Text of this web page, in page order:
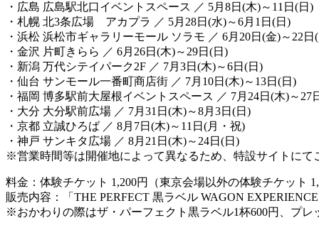
・広島 広島駅北口イベントスペース ／ 5月8日(木)～11日(日)
・札幌 北3条広場 アカプラ ／ 5月28日(水)～6月1日(日)
・浜松 浜松市ギャラリーモール ソラモ ／ 6月20日(金)～22日
・金沢 片町きらら ／ 6月26日(木)～29日(日)
・新潟 万代シテイパーク2F ／ 7月3日(木)～6日(日)
・仙台 サンモール一番町商店街 ／ 7月10日(木)～13日(日)
・福岡 博多駅前大屋根イベントスペース ／ 7月24日(木)～27
・大分 大分駅前広場 ／ 7月31日(木)～8月3日(日)
・京都 立誠ひろば ／ 8月7日(木)～11日(月・祝)
・神戸 サンキタ広場 ／ 8月21日(木)～24日(日)
※営業時間等は開催地によって異なるため、特設サイトにて
料金：体験チケット 1,200円（東京会場以外の体験チケット
販売内容：「THE PERFECT 黒ラベル WAGON
※おかわりの際はザ・パーフェクト黒ラベル1杯600円、プ